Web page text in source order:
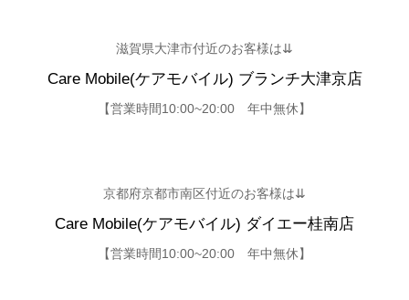
滋賀県大津市付近のお客様は⇊
Care Mobile(ケアモバイル) ブランチ大津京店
【営業時間10:00~20:00 年中無休】
京都府京都市南区付近のお客様は⇊
Care Mobile(ケアモバイル) ダイエー桂南店
【営業時間10:00~20:00 年中無休】